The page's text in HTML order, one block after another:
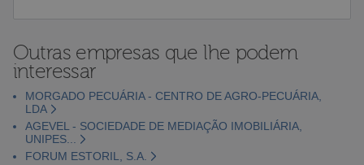
Outras empresas que lhe podem
interessar
MORGADO PECUÁRIA - CENTRO DE AGRO-PECUÁRIA,
LDA
AGEVEL - SOCIEDADE DE MEDIAÇÃO IMOBILIÁRIA,
UNIPES...
FORUM ESTORIL, S.A.